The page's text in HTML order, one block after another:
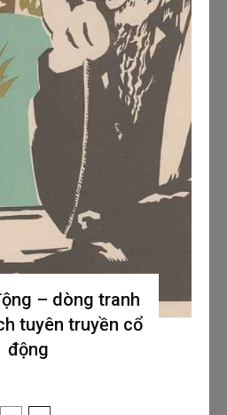
– dòng tranh
tuyên truyền cổ
động